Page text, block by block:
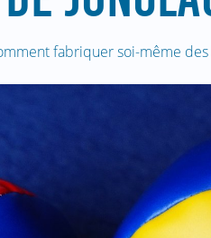
fabriquer soi-même